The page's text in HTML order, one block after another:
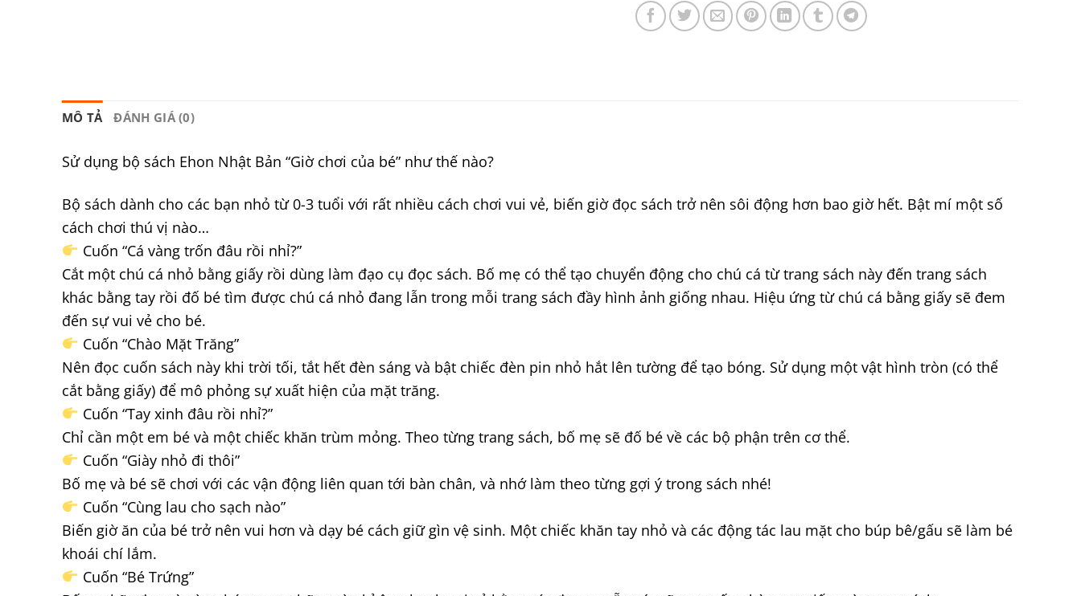
MÔ TẢ ĐÁNH GIÁ (0)
Sử dụng bộ sách Ehon Nhật Bản “Giờ chơi của bé” như thế nào?
Bộ sách dành cho các bạn nhỏ từ 0-3 tuổi với rất nhiều cách chơi vui vẻ, biến giờ đọc sách trở nên sôi động hơn bao giờ hết. Bật mí một số
cách chơi thú vị nào…
Cuốn “Cá vàng trốn đâu rồi nhỉ?”
Cắt một chú cá nhỏ bằng giấy rồi dùng làm đạo cụ đọc sách. Bố mẹ có thể tạo chuyển động cho chú cá từ trang sách này đến trang sách
khác bằng tay rồi đố bé tìm được chú cá nhỏ đang lẫn trong mỗi trang sách đầy hình ảnh giống nhau. Hiệu ứng từ chú cá bằng giấy sẽ đem
đến sự vui vẻ cho bé.
Cuốn “Chào Mặt Trăng”
Nên đọc cuốn sách này khi trời tối, tắt hết đèn sáng và bật chiếc đèn pin nhỏ hắt lên tường để tạo bóng. Sử dụng một vật hình tròn (có thể
cắt bằng giấy) để mô phỏng sự xuất hiện của mặt trăng.
Cuốn “Tay xinh đâu rồi nhỉ?”
Chỉ cần một em bé và một chiếc khăn trùm mỏng. Theo từng trang sách, bố mẹ sẽ đố bé về các bộ phận trên cơ thể.
Cuốn “Giày nhỏ đi thôi”
Bố mẹ và bé sẽ chơi với các vận động liên quan tới bàn chân, và nhớ làm theo từng gợi ý trong sách nhé!
Cuốn “Cùng lau cho sạch nào”
Biến giờ ăn của bé trở nên vui hơn và dạy bé cách giữ gìn vệ sinh. Một chiếc khăn tay nhỏ và các động tác lau mặt cho búp bê/gấu sẽ làm bé
khoái chí lắm.
Cuốn “Bé Trứng”